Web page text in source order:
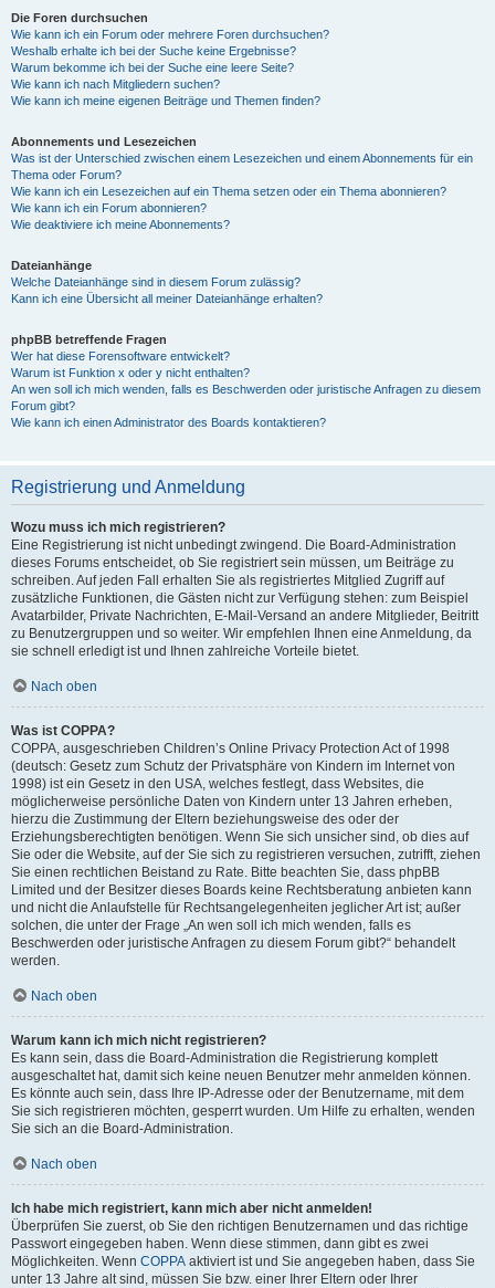
Die Foren durchsuchen
Wie kann ich ein Forum oder mehrere Foren durchsuchen?
Weshalb erhalte ich bei der Suche keine Ergebnisse?
Warum bekomme ich bei der Suche eine leere Seite?
Wie kann ich nach Mitgliedern suchen?
Wie kann ich meine eigenen Beiträge und Themen finden?
Abonnements und Lesezeichen
Was ist der Unterschied zwischen einem Lesezeichen und einem Abonnements für ein
Thema oder Forum?
Wie kann ich ein Lesezeichen auf ein Thema setzen oder ein Thema abonnieren?
Wie kann ich ein Forum abonnieren?
Wie deaktiviere ich meine Abonnements?
Dateianhänge
Welche Dateianhänge sind in diesem Forum zulässig?
Kann ich eine Übersicht all meiner Dateianhänge erhalten?
phpBB betreffende Fragen
Wer hat diese Forensoftware entwickelt?
Warum ist Funktion x oder y nicht enthalten?
An wen soll ich mich wenden, falls es Beschwerden oder juristische Anfragen zu diesem
Forum gibt?
Wie kann ich einen Administrator des Boards kontaktieren?
Registrierung und Anmeldung
Wozu muss ich mich registrieren?
Eine Registrierung ist nicht unbedingt zwingend. Die Board-Administration
dieses Forums entscheidet, ob Sie registriert sein müssen, um Beiträge zu
schreiben. Auf jeden Fall erhalten Sie als registriertes Mitglied Zugriff auf
zusätzliche Funktionen, die Gästen nicht zur Verfügung stehen: zum Beispiel
Avatarbilder, Private Nachrichten, E-Mail-Versand an andere Mitglieder, Beitritt
zu Benutzergruppen und so weiter. Wir empfehlen Ihnen eine Anmeldung, da
sie schnell erledigt ist und Ihnen zahlreiche Vorteile bietet.
Nach oben
Was ist COPPA?
COPPA, ausgeschrieben Children’s Online Privacy Protection Act of 1998
(deutsch: Gesetz zum Schutz der Privatsphäre von Kindern im Internet von
1998) ist ein Gesetz in den USA, welches festlegt, dass Websites, die
möglicherweise persönliche Daten von Kindern unter 13 Jahren erheben,
hierzu die Zustimmung der Eltern beziehungsweise des oder der
Erziehungsberechtigten benötigen. Wenn Sie sich unsicher sind, ob dies auf
Sie oder die Website, auf der Sie sich zu registrieren versuchen, zutrifft, ziehen
Sie einen rechtlichen Beistand zu Rate. Bitte beachten Sie, dass phpBB
Limited und der Besitzer dieses Boards keine Rechtsberatung anbieten kann
und nicht die Anlaufstelle für Rechtsangelegenheiten jeglicher Art ist; außer
solchen, die unter der Frage „An wen soll ich mich wenden, falls es
Beschwerden oder juristische Anfragen zu diesem Forum gibt?“ behandelt
werden.
Nach oben
Warum kann ich mich nicht registrieren?
Es kann sein, dass die Board-Administration die Registrierung komplett
ausgeschaltet hat, damit sich keine neuen Benutzer mehr anmelden können.
Es könnte auch sein, dass Ihre IP-Adresse oder der Benutzername, mit dem
Sie sich registrieren möchten, gesperrt wurden. Um Hilfe zu erhalten, wenden
Sie sich an die Board-Administration.
Nach oben
Ich habe mich registriert, kann mich aber nicht anmelden!
Überprüfen Sie zuerst, ob Sie den richtigen Benutzernamen und das richtige
Passwort eingegeben haben. Wenn diese stimmen, dann gibt es zwei
Möglichkeiten. Wenn COPPA aktiviert ist und Sie angegeben haben, dass Sie
unter 13 Jahre alt sind, müssen Sie bzw. einer Ihrer Eltern oder Ihrer